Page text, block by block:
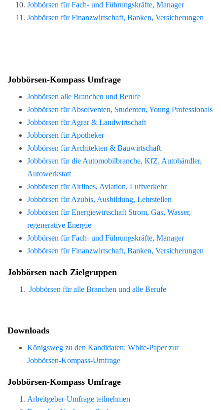
Jobbörsen für Fach- und Führungskräfte, Manager
Jobbörsen für Finanzwirtschaft, Banken, Versicherungen
Jobbörsen-Kompass Umfrage
Jobbörsen alle Branchen und Berufe
Jobbörsen für Absolventen, Studenten, Young Professionals
Jobbörsen für Agrar & Landwirtschaft
Jobbörsen für Apotheker
Jobbörsen für Architekten & Bauwirtschaft
Jobbörsen für die Automobilbranche, KfZ, Autohändler,
Autowerkstatt
Jobbörsen für Airlines, Aviation, Luftverkehr
Jobbörsen für Azubis, Ausbildung, Lehrstellen
Jobbörsen für Energiewirtschaft Strom, Gas, Wasser,
regenerative Energie
Jobbörsen für Fach- und Führungskräfte, Manager
Jobbörsen für Finanzwirtschaft, Banken, Versicherungen
Jobbörsen nach Zielgruppen
Jobbörsen für alle Branchen und alle Berufe
Downloads
Königsweg zu den Kandidaten: White-Paper zur
Jobbörsen-Kompass-Umfrage
Jobbörsen-Kompass Umfrage
Arbeitgeber-Umfrage teilnehmen